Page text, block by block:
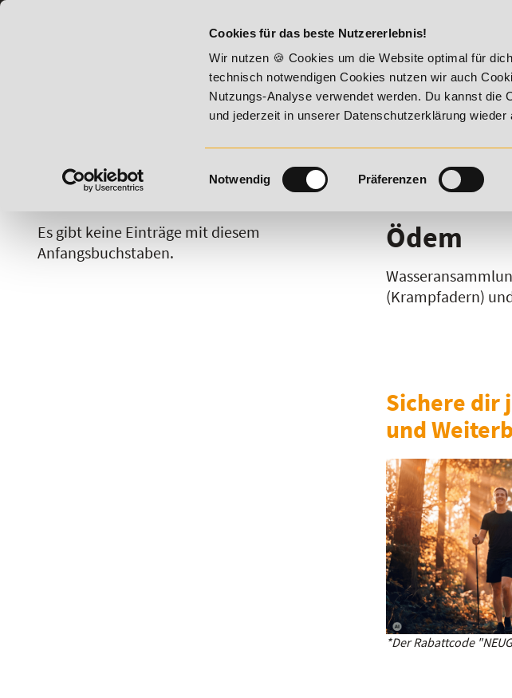
Cookies für das beste Nutzererlebnis!
Wir nutzen 🍪 Cookies um die Website optimal für
technisch notwendigen Cookies nutzen wir auch
Nutzungs-Analyse verwendet werden. Du kannst die
und jederzeit in unserer Datenschutzerklärung
Einwilligungsauswahl
Notwendig Präferenzen
20% Rabatt bis 17. August 2026 - Summer Vitality! 20% Rabatt
B C G H K L
Ödem
(Krampfadern)
Sichere dir
und
*Der Rabattcode
Es gibt keine Einträge mit diesem
Anfangsbuchstaben.